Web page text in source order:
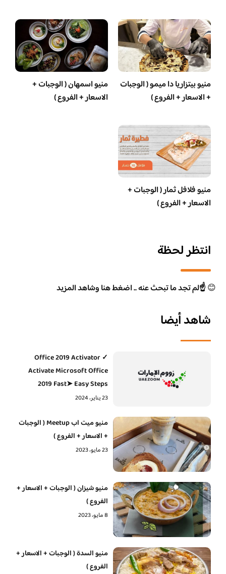
منيو بيتزاريا دا ميمو ( الوجبات
+ الاسعار + الفروع )
منيو اسمهان ( الوجبات +
الاسعار + الفروع )
منيو فلافل ثمار ( الوجبات +
الاسعار + الفروع )
انتظر لحظة
😊☝️لم تجد ما تبحث عنه .. اضغط هنا وشاهد المزيد
شاهد أيضا
Office 2019 Activator ✓
Activate Microsoft Office
2019 Fast➤ Easy Steps
23 يناير، 2024
منيو ميت اب Meetup ( الوجبات
+ الاسعار + الفروع )
23 مايو، 2023
منيو شيزان ( الوجبات + الاسعار +
الفروع )
8 مايو، 2023
منيو السدة ( الوجبات + الاسعار +
الفروع )